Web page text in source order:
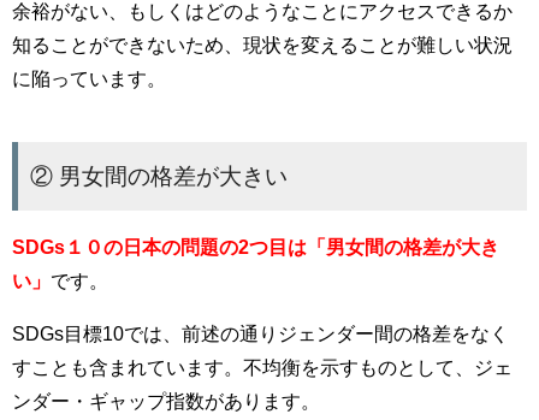
余裕がない、もしくはどのようなことにアクセスできるか
知ることができないため、現状を変えることが難しい状況
に陥っています。
② 男女間の格差が大きい
SDGs１０の日本の問題の2つ目は「男女間の格差が大き
い」 です。
SDGs目標10では、前述の通りジェンダー間の格差をなく
すことも含まれています。不均衡を示すものとして、ジェ
ンダー・ギャップ指数があります。